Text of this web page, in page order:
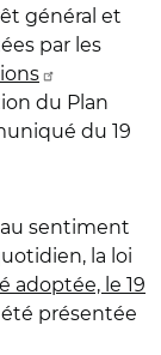
général et
par les
du Plan
du 19
sentiment
la loi
adoptée, le 19
présentée